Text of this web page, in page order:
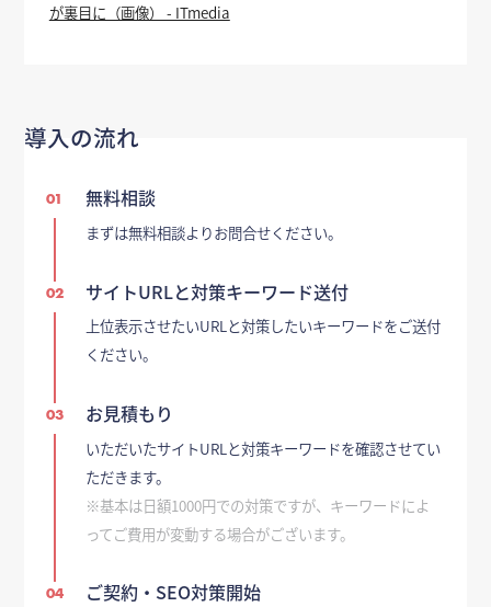
が裏目に（画像） - ITmedia
導入の流れ
01 無料相談
まずは無料相談よりお問合せください。
02 サイトURLと対策キーワード送付
上位表示させたいURLと対策したいキーワードをご送付
ください。
03 お見積もり
いただいたサイトURLと対策キーワードを確認させてい
ただきます。
※基本は日額1000円での対策ですが、キーワードによ
ってご費用が変動する場合がございます。
04 ご契約・SEO対策開始